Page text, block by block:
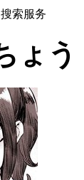
索服务
ょう